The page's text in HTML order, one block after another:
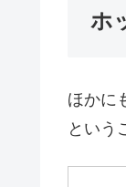
ホ
ほかに
という